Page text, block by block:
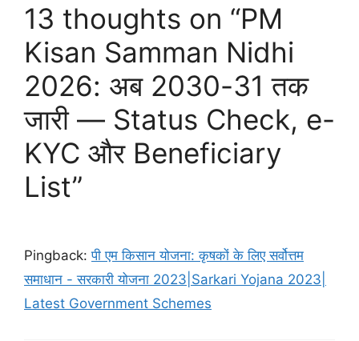
13 thoughts on “PM
Kisan Samman Nidhi
2026: अब 2030-31 तक
जारी — Status Check, e-
KYC और Beneficiary
List”
Pingback:पी एम किसान योजना: कृषकों के लिए सर्वोत्तम
समाधान - सरकारी योजना 2023|Sarkari Yojana 2023|
Latest Government Schemes